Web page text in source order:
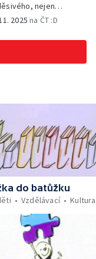
nejen
Židů
2025 na ČT :D
do batůžku
Vzdělávací Kultura